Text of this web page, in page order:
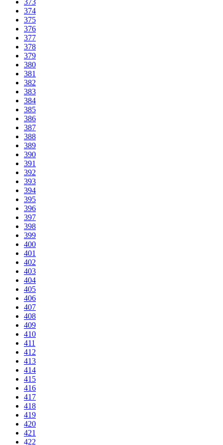
374
375
376
377
378
379
380
381
382
383
384
385
386
387
388
389
390
391
392
393
394
395
396
397
398
399
400
401
402
403
404
405
406
407
408
409
410
411
412
413
414
415
416
417
418
419
420
421
422